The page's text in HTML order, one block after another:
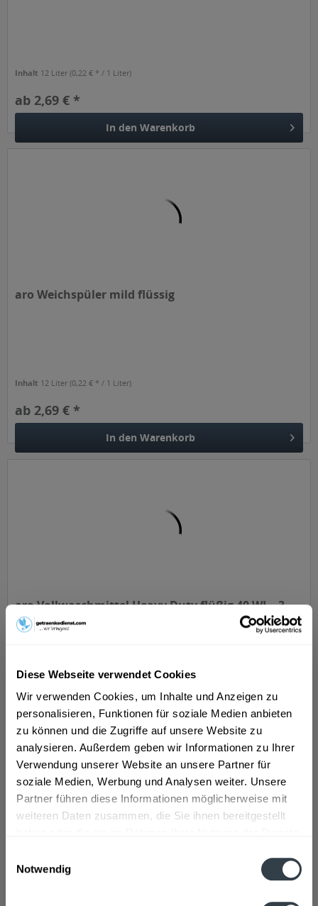
Diese Webseite verwendet Cookies
Wir verwenden Cookies, um Inhalte und Anzeigen zu
personalisieren, Funktionen für soziale Medien anbieten
zu können und die Zugriffe auf unsere Website zu
analysieren. Außerdem geben wir Informationen zu Ihrer
Verwendung unserer Website an unsere Partner für
soziale Medien, Werbung und Analysen weiter. Unsere
Partner führen diese Informationen möglicherweise mit
weiteren Daten zusammen, die Sie ihnen bereitgestellt
Notwendig
Inhalt 12 Liter(0,22 € * / 1 Liter)
ab 2,69 € *
In den Warenkorb
aro Weichspüler mild flüssig
Inhalt 12 Liter(0,22 € * / 1 Liter)
ab 2,69 € *
In den Warenkorb
aro Vollwaschmittel Heavy Duty flüßig 40 WL - 3...
Inhalt3 Liter(2,53 € * / 1 Liter)
ab 7,59 € *
In den Warenkorb